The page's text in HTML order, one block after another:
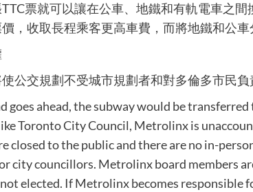
票就可以讓在公車、地鐵和有軌電車之
，收取長程乘客更高車費，而將地鐵和公車
使公交規劃不受城市規劃者和對多倫多市民負
goes ahead, the subway would be
Toronto City Council, Metrolinx is
closed to the public and there are no in-
city councillors. Metrolinx board members
elected. If Metrolinx becomes responsible